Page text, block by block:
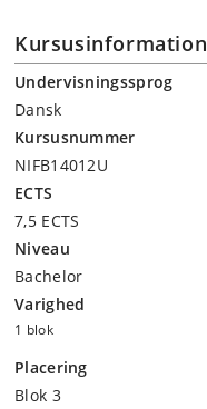
Kursusinformation
Undervisningssprog
Dansk
Kursusnummer
NIFB14012U
ECTS
7,5 ECTS
Niveau
Bachelor
Varighed
1 blok
Placering
Blok 3